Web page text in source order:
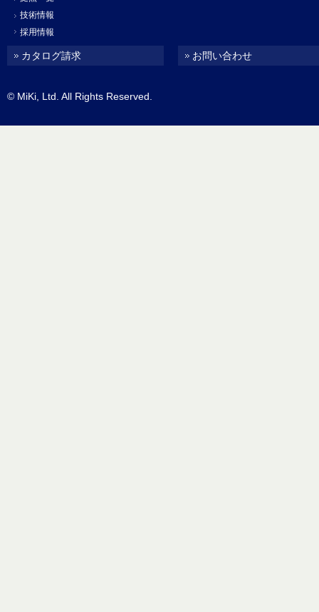
技術情報
採用情報
カタログ請求 お問い合わせ
© MiKi, Ltd. All Rights Reserved.